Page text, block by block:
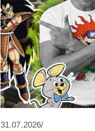
31.07.2026/